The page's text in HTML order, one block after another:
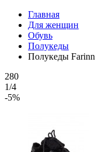
Главная
Для женщин
Обувь
Полукеды
Полукеды
280
1/4
-5%